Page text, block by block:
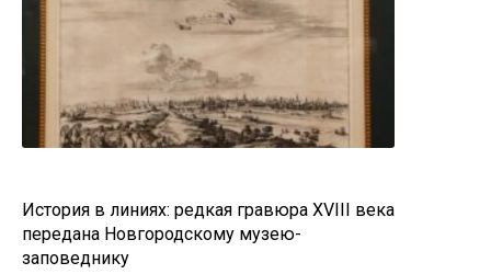
История в линиях: редкая гравюра XVIII века
передана Новгородскому музею-
заповеднику